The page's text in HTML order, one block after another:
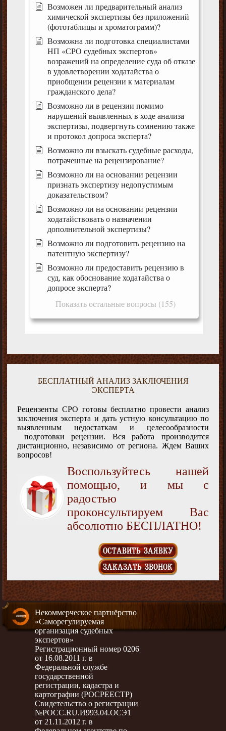
Возможен ли предварительный анализ
химической экспертизы без приложений
(фототаблицы и хроматограмм)?
Возможна ли подготовка специалистами
НП «СРО судебных экспертов»
возражений на определение суда об отказе
в удовлетворении ходатайства о
приобщении рецензии к материалам
гражданского дела?
Возможно ли в рецензии помимо
нарушений выявленных в ходе анализа
экспертизы, подвергнуть сомнению также
и протокол допроса эксперта?
Возможно ли взыскать судебные расходы,
потраченные на рецензирование?
Возможно ли на основании рецензии
признать экспертизу недопустимым
доказательством?
Возможно ли на основании рецензии
ходатайствовать о назначении
дополнительной экспертизы?
Возможно ли подготовить рецензию на
патентную экспертизу?
Возможно ли предоставить рецензию в
суд, как обоснование ходатайства о
допросе эксперта?
Показать остальные вопросы (155)
БЕСПЛАТНЫЙ АНАЛИЗ ЗАКЛЮЧЕНИЯ
ЭКСПЕРТА
Рецензенты СРО готовы бесплатно провести анализ
заключения эксперта и дать устную консультацию по
выявленным недостаткам и целесообразности
подготовки рецензии. Вся работа производится
дистанционно, независимо от региона. Ждем Ваших
вопросов!
Воспользуйтесь нашей
помощью, и мы с
радостью
проконсультируем Вас
абсолютно БЕСПЛАТНО!
ОСТАВИТЬ ЗАЯВКУ
ЗАКАЗАТЬ ЗВОНОК
Некоммерческое партнёрство
«Саморегулируемая
организация судебных
экспертов»
Регистрационный номер 0206
от 16.08.2011 г. в
Федеральной службе
государственной
регистрации, кадастра и
картографии (РОСРЕЕСТР)
Свидетельство о регистрации
№РОСС.RU.И993.04.ОСЭ1
от 21.11.2012 г. в